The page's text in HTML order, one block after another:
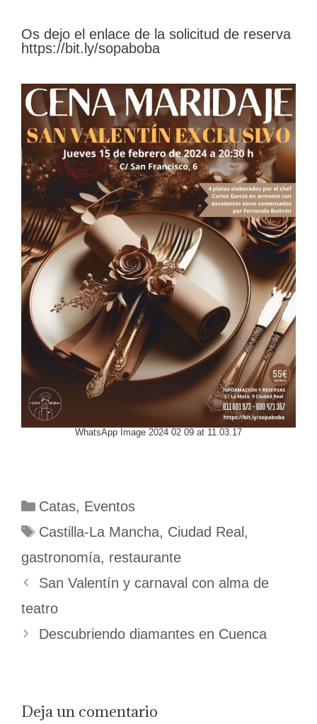
Os dejo el enlace de la solicitud de reserva
https://bit.ly/sopaboba
WhatsApp Image 2024 02 09 at 11.03.17
Categorías
Catas, Eventos
Etiquetas
Castilla-La Mancha, Ciudad Real ,
gastronomía, restaurante
San Valentín y carnaval con alma de
teatro
Descubriendo diamantes en Cuenca
Deja un comentario